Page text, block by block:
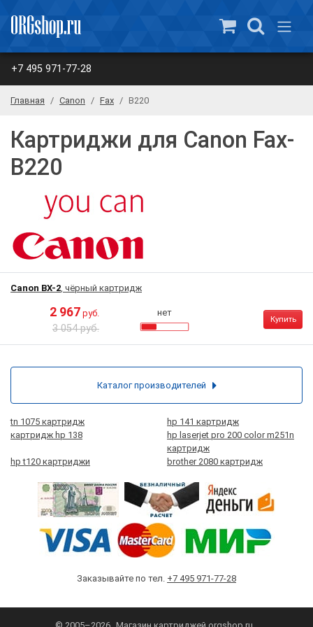
+7 495 971-77-28
Главная Canon Fax B220
Картриджи для Canon Fax-
B220
Canon BX-2, чёрный картридж
2 967 руб.
3 054 руб.
нет
Купить
tn 1075 картридж
hp 141 картридж
картридж hp 138
hp laserjet pro 200 color m251n
картридж
hp t120 картриджи
brother 2080 картридж
Заказывайте по тел. +7 495 971-77-28